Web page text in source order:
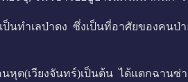
เลป่าดง ซึ่งเป็นที่อาศัยของคนป่า
(เวียงจันทร์)เป็นต้น ได้แตกฉานซ่